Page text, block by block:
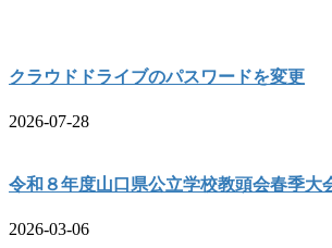
クラウドドライブのパスワードを変更
2026-07-28
令和８年度山口県公立学校教頭会春季大
2026-03-06